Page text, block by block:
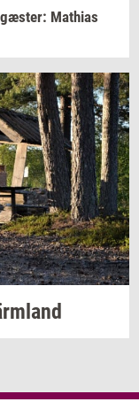
gæ­ster: Mat­hi­as